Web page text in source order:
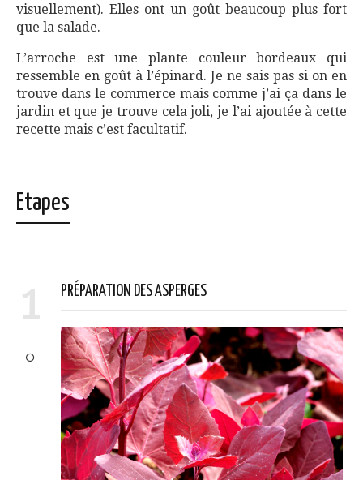
visuellement). Elles ont un goût beaucoup plus fort
que la salade.
L’arroche est une plante couleur bordeaux qui
ressemble en goût à l’épinard. Je ne sais pas si on en
trouve dans le commerce mais comme j’ai ça dans le
jardin et que je trouve cela joli, je l’ai ajoutée à cette
recette mais c’est facultatif.
Etapes
1 PRÉPARATION DES ASPERGES